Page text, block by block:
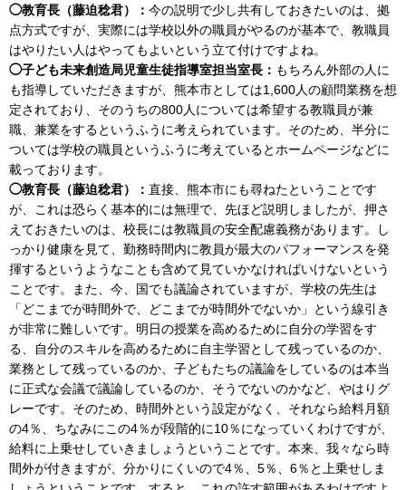
◯教育長（藤迫稔君）： 今の説明で少し共有しておきたいのは、拠
点方式ですが、実際には学校以外の職員がやるのが基本で、教職員
はやりたい人はやってもよいという立て付けですよね。
◯子ども未来創造局児童生徒指導室担当室長： もちろん外部の人に
も指導していただきますが、熊本市としては1,600人の顧問業務を想
定されており、そのうちの800人については希望する教職員が兼
職、兼業をするというふうに考えられています。そのため、半分に
ついては学校の職員というふうに考えているとホームページなどに
載っております。
◯教育長（藤迫稔君）： 直接、熊本市にも尋ねたということです
が、これは恐らく基本的には無理で、先ほど説明しましたが、押さ
えておきたいのは、校長には教職員の安全配慮義務があります。し
っかり健康を見て、勤務時間内に教員が最大のパフォーマンスを発
揮するというようなことも含めて見ていかなければいけないという
ことです。また、今、国でも議論されていますが、学校の先生は
「どこまでが時間外で、どこまでが時間外でないか」という線引き
が非常に難しいです。明日の授業を高めるために自分の学習をす
る、自分のスキルを高めるために自主学習として残っているのか、
業務として残っているのか、子どもたちの議論をしているのは本当
に正式な会議で議論しているのか、そうでないのかなど、やはりグ
レーです。そのため、時間外という設定がなく、それなら給料月額
の4％、ちなみにこの4％が段階的に10％になっていくわけですが、
給料に上乗せしていきましょうということです。本来、我々なら時
間外が付きますが、分かりにくいので4％、5％、6％と上乗せしま